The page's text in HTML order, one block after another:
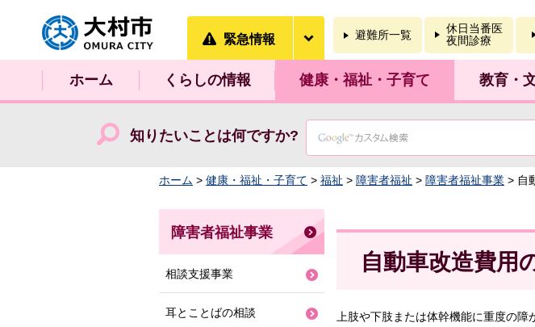
大村市
緊急情報 避難所一覧
休日当番医
夜間診療
ホーム くらしの情報 健康・福祉・子育て 教育・
知りたいことは何ですか?
ホーム > 健康・福祉・子育て > 福祉 > 障害者福祉 > 障害者福祉事業 > 自
自動車改造費用
上肢や下肢または体幹機能に重度の
障害者福祉事業
相談支援事業
耳とことばの相談